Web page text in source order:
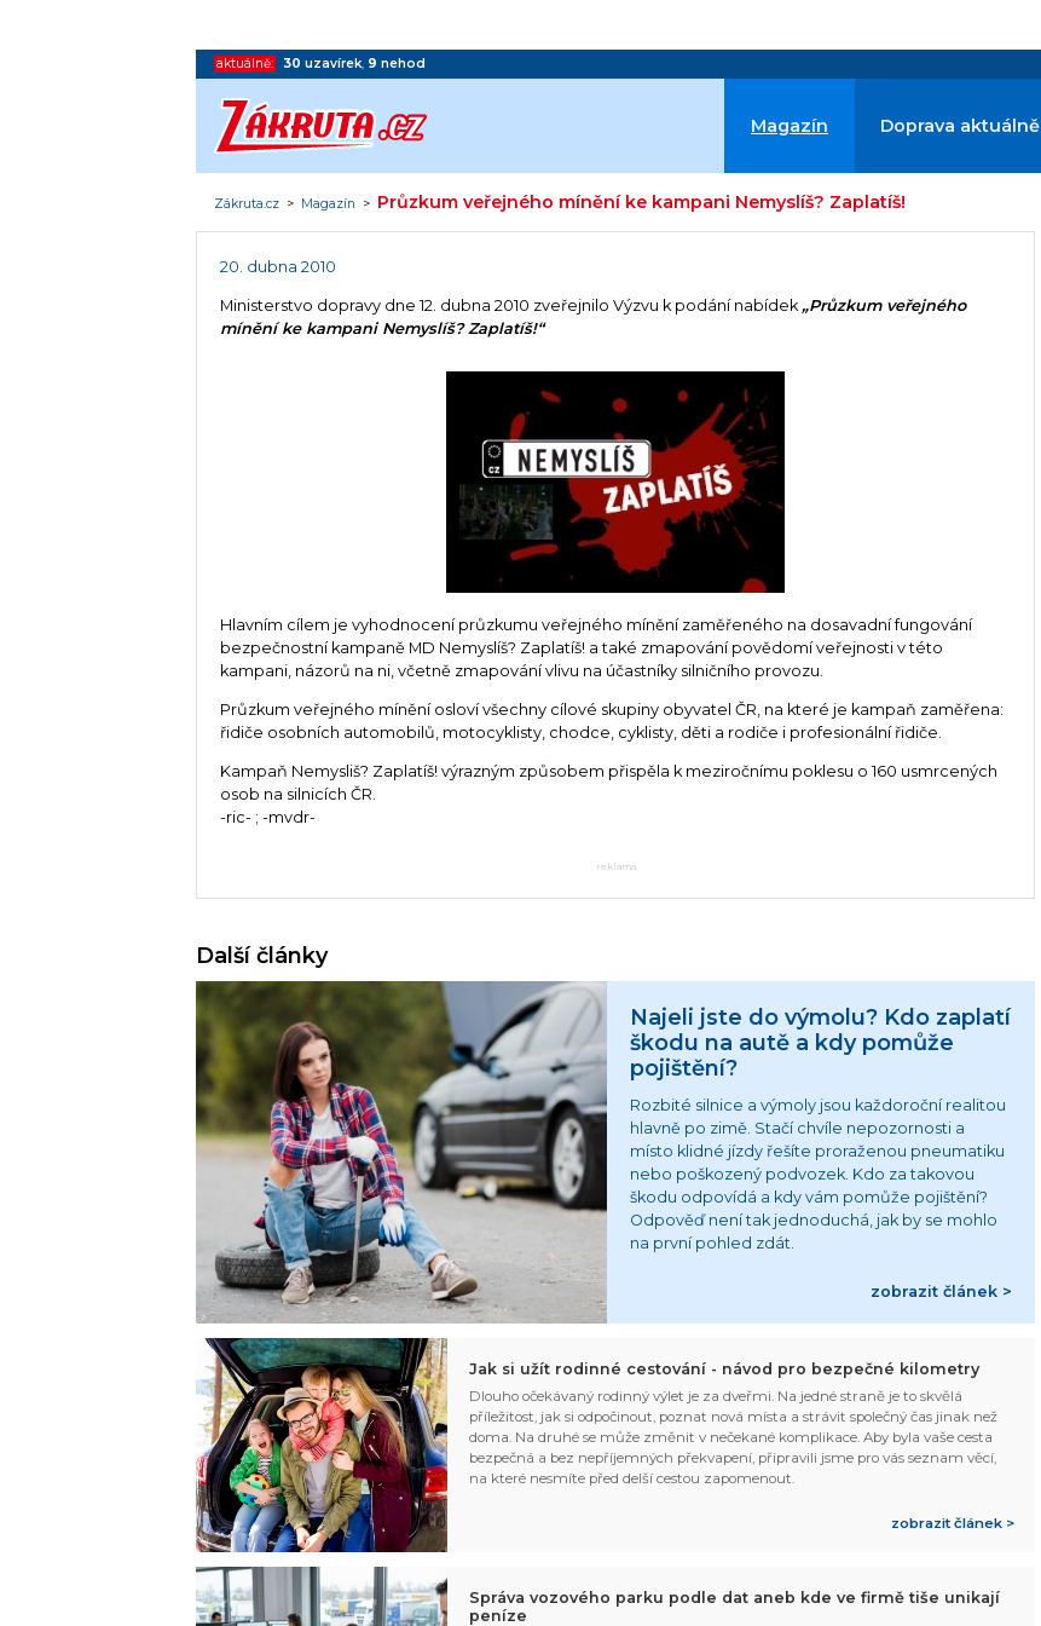
aktuálně: 30 uzavírek, 9 nehod
Magazín Doprava aktuálně
Zákruta.cz > Magazín > Průzkum veřejného mínění ke kampani Nemyslíš? Zaplatíš!
20. dubna 2010
Ministerstvo dopravy dne 12. dubna 2010 zveřejnilo Výzvu k podání nabídek„Průzkum veřejného
mínění ke kampani Nemyslíš? Zaplatíš!“
Hlavním cílem je vyhodnocení průzkumu veřejného mínění zaměřeného na dosavadní fungování
bezpečnostní kampaně MD Nemyslíš? Zaplatíš! a také zmapování povědomí veřejnosti v této
kampani, názorů na ni, včetně zmapování vlivu na účastníky silničního provozu.
Průzkum veřejného mínění osloví všechny cílové skupiny obyvatel ČR, na které je kampaň zaměřena:
řidiče osobních automobilů, motocyklisty, chodce, cyklisty, děti a rodiče i profesionální řidiče.
Kampaň Nemysliš? Zaplatíš! výrazným způsobem přispěla k meziročnímu poklesu o 160 usmrcených
osob na silnicích ČR.
-ric- ; -mvdr-
reklama
Další články
Najeli jste do výmolu? Kdo zaplatí
škodu na autě a kdy pomůže
pojištění?
Rozbité silnice a výmoly jsou každoroční realitou
hlavně po zimě. Stačí chvíle nepozornosti a
místo klidné jízdy řešíte proraženou pneumatiku
nebo poškozený podvozek. Kdo za takovou
škodu odpovídá a kdy vám pomůže pojištění?
Odpověď není tak jednoduchá, jak by se mohlo
na první pohled zdát.
zobrazit článek >
Jak si užít rodinné cestování - návod pro bezpečné kilometry
Dlouho očekávaný rodinný výlet je za dveřmi. Na jedné straně je to skvělá
příležitost, jak si odpočinout, poznat nová místa a strávit společný čas jinak než
doma. Na druhé se může změnit v nečekané komplikace. Aby byla vaše cesta
bezpečná a bez nepříjemných překvapení, připravili jsme pro vás seznam věcí,
na které nesmíte před delší cestou zapomenout.
zobrazit článek >
Správa vozového parku podle dat aneb kde ve firmě tiše unikají
peníze